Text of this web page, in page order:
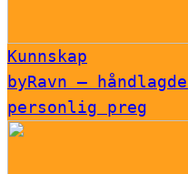
Kunnskap
byRavn –
personlig preg